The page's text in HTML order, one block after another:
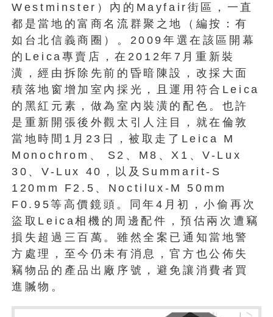
Westminster）內的Mayfair街區，一直
都是當地的富商名流群聚之地（編按：有
如台北信義商圈）。2009年選在該區開幕
的Leica專賣店，在2012年7月重新裝
潢，經由拆除先前的昏暗陳設，改採大面
積落地窗增加室內採光，且運用符合Leica
的黑紅元素，做為室內裝潢的配色。也許
是重新開張後外觀太引人注目，就在倫敦
當地時間1月23日，被取走了Leica M
Monochrom、 S2、M8、X1、V-Lux
30、V-Lux 40，以及Summarit-S
120mm F2.5、Noctilux-M 50mm
F0.95等高價鏡頭。同年4月初，小偷再次
盜取Leica相機的周邊配件，預估兩次遭竊
損失超過三百萬。雖然全案已通知當地警
方處理，至今仍未有消息，官方也公佈失
竊物品的產品出廠序號，避免讓消費者買
進贓物。